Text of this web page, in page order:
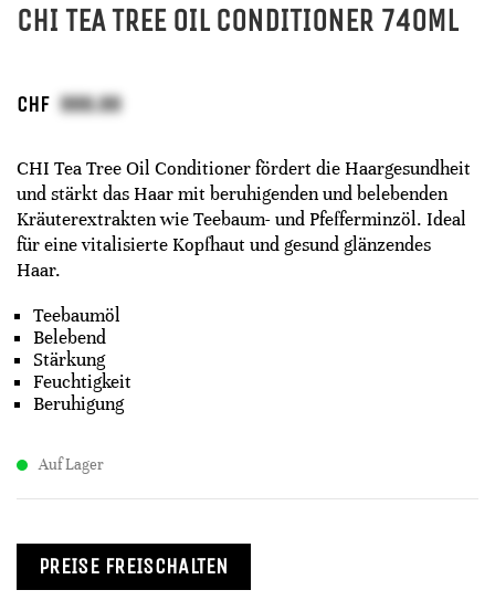
CHI TEA TREE OIL CONDITIONER 740ML
CHF
CHI Tea Tree Oil Conditioner fördert die Haargesundheit
und stärkt das Haar mit beruhigenden und belebenden
Kräuterextrakten wie Teebaum- und Pfefferminzöl. Ideal
für eine vitalisierte Kopfhaut und gesund glänzendes
Haar.
Teebaumöl
Belebend
Stärkung
Feuchtigkeit
Beruhigung
Auf Lager
PREISE FREISCHALTEN